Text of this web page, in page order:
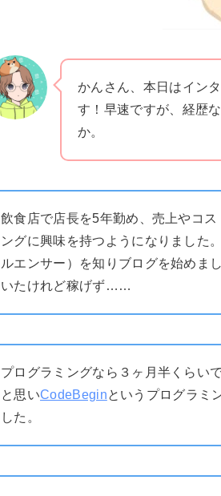
かんさん、本日はイン
す！早速ですが、経歴
か。
飲食店で店長を5年勤め、売上やコ
ングに興味を持つようになりました。
ルエンサー）を知りブログを始めま
いたけれど稼げず……
プログラミングなら３ヶ月半くらい
と思いCodeBeginというプログラミ
した。